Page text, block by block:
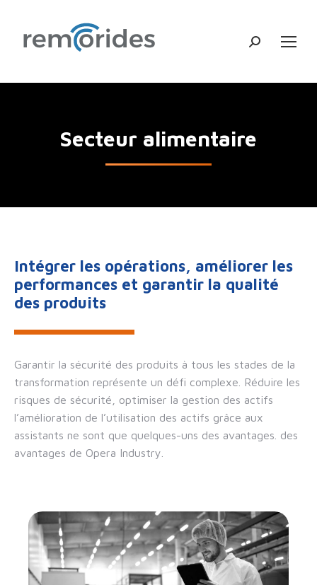
Recherche
Secteur alimentaire
Intégrer les opérations, améliorer les
performances et garantir la qualité
des produits
Garantir la sécurité des produits à tous les stades de la
transformation représente un défi complexe. Réduire les
risques de sécurité, optimiser la gestion des actifs
l’amélioration de l’utilisation des actifs grâce aux
assistants ne sont que quelques-uns des avantages. des
avantages de Opera Industry.